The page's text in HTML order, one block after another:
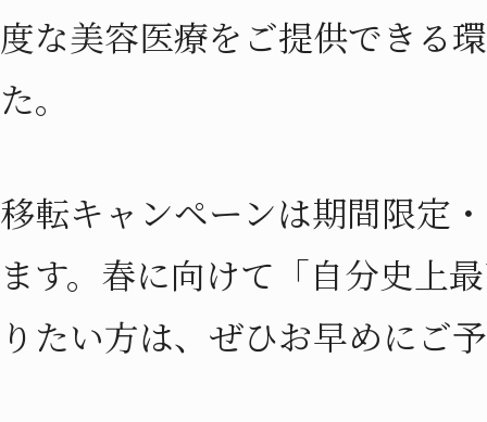
度な美容医療をご提供できる
た。
移転キャンペーンは期間限定
ます。春に向けて「自分史上
りたい方は、ぜひお早めにご